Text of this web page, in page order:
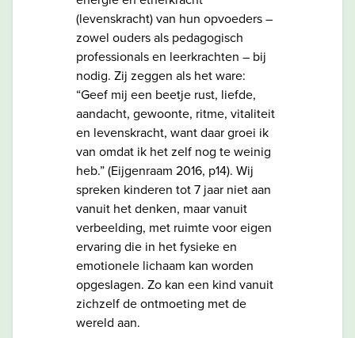
(levenskracht) van hun opvoeders –
zowel ouders als pedagogisch
professionals en leerkrachten – bij
nodig. Zij zeggen als het ware:
“Geef mij een beetje rust, liefde,
aandacht, gewoonte, ritme, vitaliteit
en levenskracht, want daar groei ik
van omdat ik het zelf nog te weinig
heb.” (Eijgenraam 2016, p14). Wij
spreken kinderen tot 7 jaar niet aan
vanuit het denken, maar vanuit
verbeelding, met ruimte voor eigen
ervaring die in het fysieke en
emotionele lichaam kan worden
opgeslagen. Zo kan een kind vanuit
zichzelf de ontmoeting met de
wereld aan.